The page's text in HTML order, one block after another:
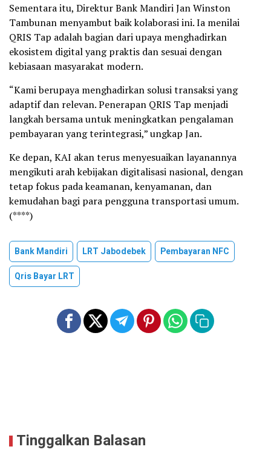
Sementara itu, Direktur Bank Mandiri Jan Winston
Tambunan menyambut baik kolaborasi ini. Ia menilai
QRIS Tap adalah bagian dari upaya menghadirkan
ekosistem digital yang praktis dan sesuai dengan
kebiasaan masyarakat modern.
“Kami berupaya menghadirkan solusi transaksi yang
adaptif dan relevan. Penerapan QRIS Tap menjadi
langkah bersama untuk meningkatkan pengalaman
pembayaran yang terintegrasi,” ungkap Jan.
Ke depan, KAI akan terus menyesuaikan layanannya
mengikuti arah kebijakan digitalisasi nasional, dengan
tetap fokus pada keamanan, kenyamanan, dan
kemudahan bagi para pengguna transportasi umum.
(****)
Bank Mandiri LRT Jabodebek
Pembayaran NFC
Qris Bayar LRT
Tinggalkan Balasan